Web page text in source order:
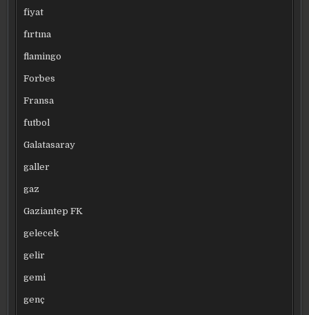
fiyat
fırtına
flamingo
Forbes
Fransa
futbol
Galatasaray
galler
gaz
Gaziantep FK
gelecek
gelir
gemi
genç